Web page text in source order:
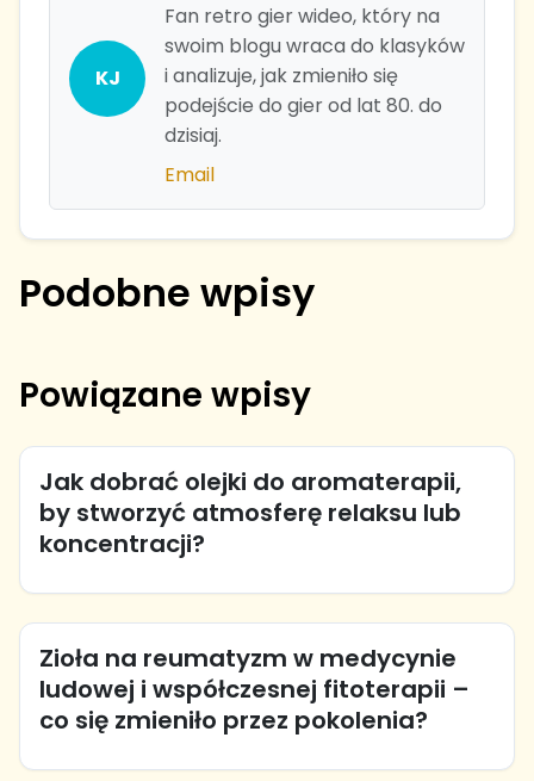
KJ
Fan retro gier wideo, który na
swoim blogu wraca do klasyków
i analizuje, jak zmieniło się
podejście do gier od lat 80. do
dzisiaj.
Email
Podobne wpisy
Powiązane wpisy
Jak dobrać olejki do aromaterapii,
by stworzyć atmosferę relaksu lub
koncentracji?
Zioła na reumatyzm w medycynie
ludowej i współczesnej fitoterapii –
co się zmieniło przez pokolenia?